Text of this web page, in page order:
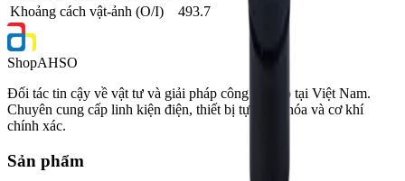
Khoảng cách vật-ảnh (O/I)
493.7
ShopAHSO
Đối tác tin cậy về vật tư và giải pháp công nghiệp tại Việt Nam.
Chuyên cung cấp linh kiện điện, thiết bị tự động hóa và cơ khí
chính xác.
Sản phẩm